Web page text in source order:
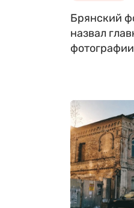
Брянский
назвал
фотографии